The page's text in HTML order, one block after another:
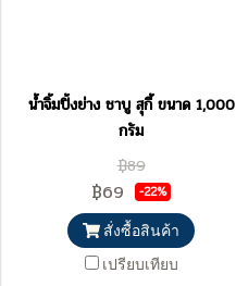
น้ำจิ้มปิ้งย่าง ชาบู สุกี้ ขนาด 1,000
กรัม
฿89
฿69 -22%
สั่งซื้อสินค้า
เปรียบเทียบ